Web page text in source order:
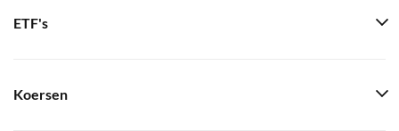
ETF's
Koersen